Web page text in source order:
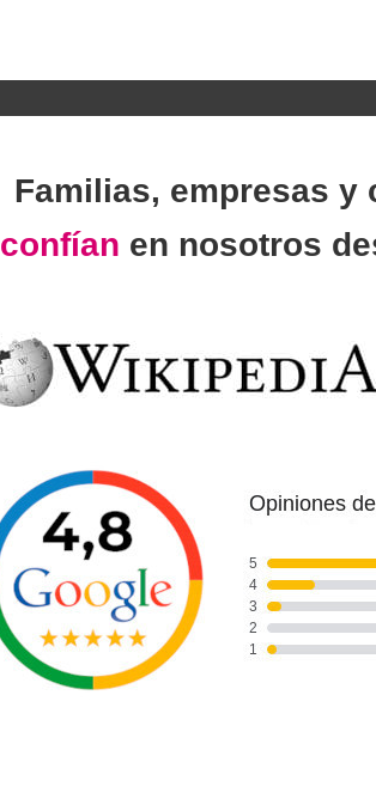
Familias, empresas y
confían en nosotros